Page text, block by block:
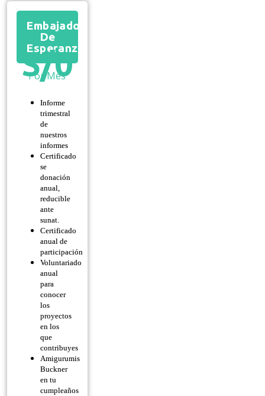
Embajador
De
Esperanza
S/0
Por Mes
Informe
trimestral
de
nuestros
informes
Certificado
se
donación
anual,
reducible
ante
sunat.
Certificado
anual de
participación
Voluntariado
anual
para
conocer
los
proyectos
en los
que
contribuyes
Amigurumis
Buckner
en tu
cumpleaños